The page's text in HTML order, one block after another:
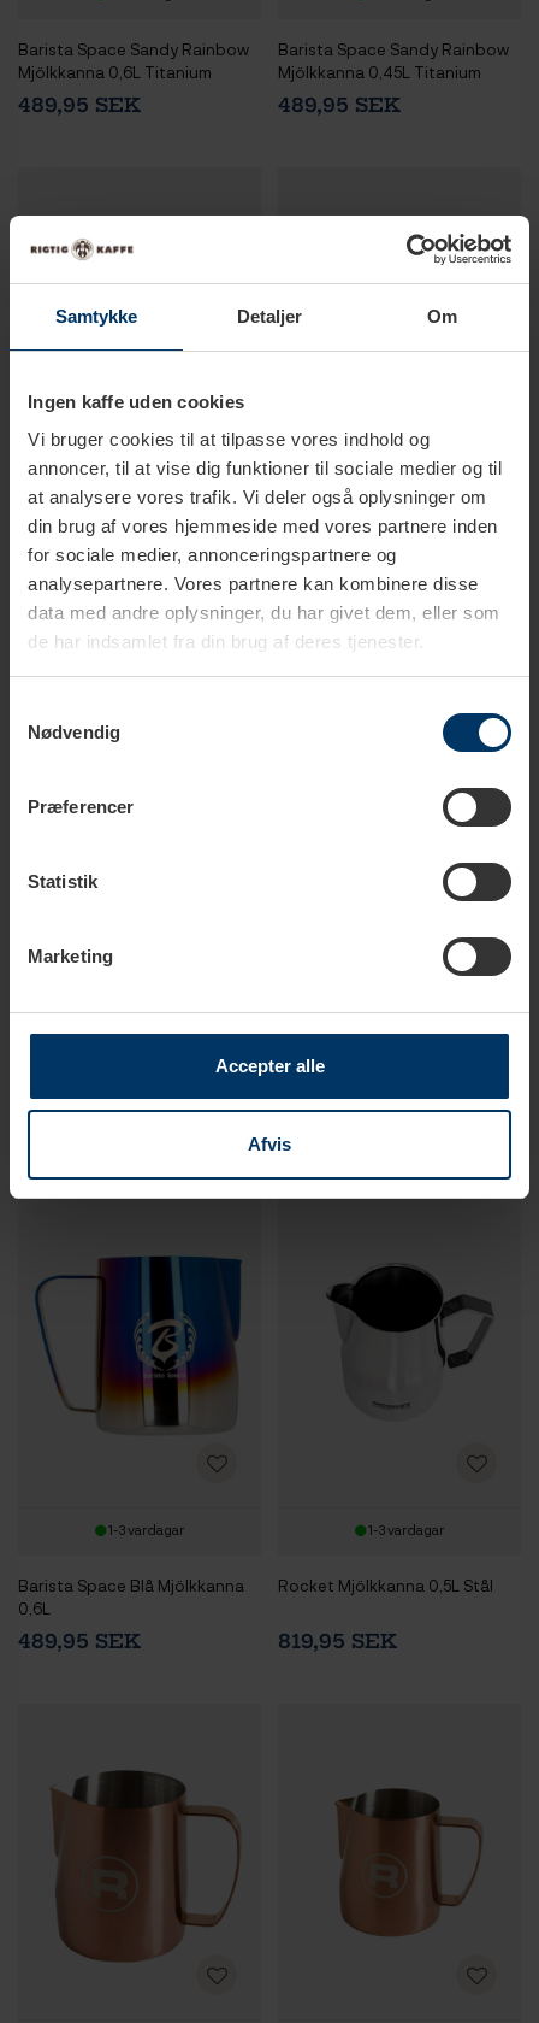
Samtykke Detaljer Om
Ingen kaffe uden cookies
Vi bruger cookies til at tilpasse vores indhold og
annoncer, til at vise dig funktioner til sociale medier og til
at analysere vores trafik. Vi deler også oplysninger om
din brug af vores hjemmeside med vores partnere inden
for sociale medier, annonceringspartnere og
analysepartnere. Vores partnere kan kombinere disse
data med andre oplysninger, du har givet dem, eller som
de har indsamlet fra din brug af deres tjenester.
Nødvendig
Præferencer
Statistik
Marketing
Accepter alle
Afvis
Barista Space Sandy Rainbow
Mjölkkanna 0,6L Titanium
489,95 SEK
Barista Space Sandy Rainbow
Mjölkkanna 0,45L Titanium
489,95 SEK
1-3 vardagar
Barista Space Guld Mjölkkanna
0,6L
489,95 SEK
2-4 vardagar
Barista Space Rainbow
Mjölkkanna 0,6L
489,95 SEK
1-3 vardagar
Mjölkkanna 0,35L
2-4 vardagar
Barista Space Blå Mjölkkanna
0,35L
1-3 vardagar
Barista Space Blå Mjölkkanna
0,6L
489,95 SEK
1-3 vardagar
Rocket Mjölkkanna 0,5L Stål
819,95 SEK